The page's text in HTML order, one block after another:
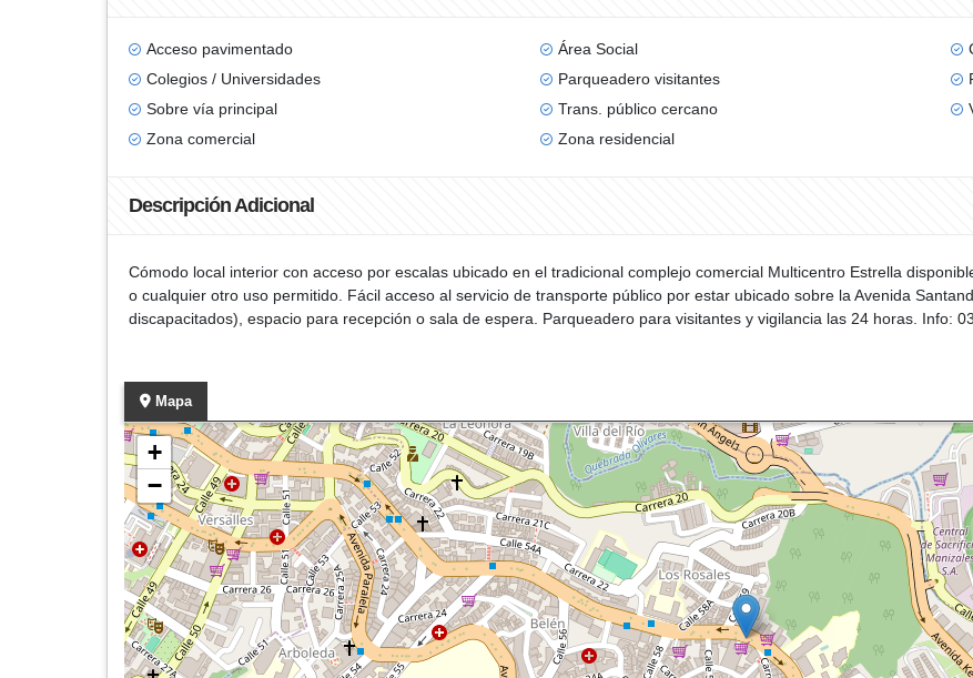
Acceso pavimentado Área Social
Colegios / Universidades
Parqueadero visitantes
Sobre vía principal
Trans. público cercano
Zona comercial
Zona residencial
Descripción Adicional
Cómodo local interior con acceso por escalas ubicado en el tradicional complejo comercial Multicentro Estrella
o cualquier otro uso permitido. Fácil acceso al servicio de transporte público por estar ubicado sobre la Avenida
discapacitados), espacio para recepción o sala de espera. Parqueadero para visitantes y vigilancia las 24 horas. Info:
Mapa
+
−